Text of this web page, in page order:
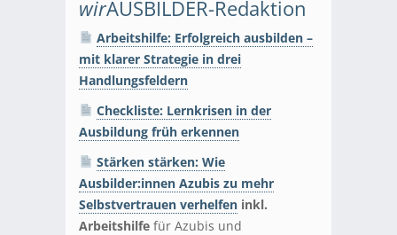
wirAUSBILDER-Redaktion
Arbeitshilfe: Erfolgreich ausbilden –
mit klarer Strategie in drei
Handlungsfeldern
Checkliste: Lernkrisen in der
Ausbildung früh erkennen
Stärken stärken: Wie
Ausbilder:innen Azubis zu mehr
Selbstvertrauen verhelfen inkl.
Arbeitshilfe für Azubis und